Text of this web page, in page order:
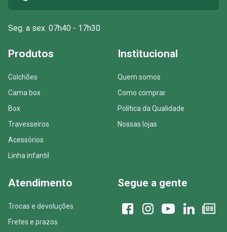
Produtos
Colchões
Cama box
Box
Travesseiros
Acessórios
Linha infantil
Institucional
Quem somos
Como comprar
Política da Qualidade
Nossas lojas
Atendimento
Trocas e devoluções
Fretes e prazos
Seg. a sex. 07h40 - 17h30
Segue a gente